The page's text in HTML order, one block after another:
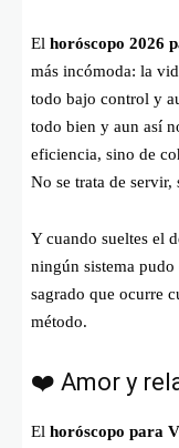
El horóscopo 2026
más incómoda: la
todo bajo control y
todo bien y aun así
eficiencia, sino de
No se trata de
Y cuando sueltes el
ningún sistema pudo
sagrado que ocurre
método.
❤️ Amor y
El horóscopo para